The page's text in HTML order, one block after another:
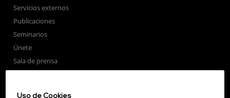
Servicios externos
Publicaciones
Seminarios
Únete
Sala de prensa
Uso de Cookies